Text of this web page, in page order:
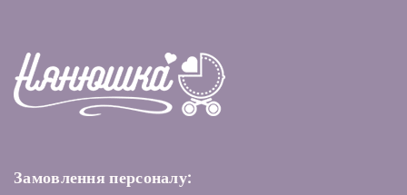
Замовлення персоналу: